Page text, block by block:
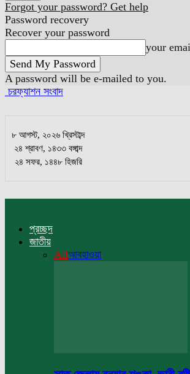
Forgot your password? Get help
Password recovery
Recover your password
your
A password will be e-mailed to you.
চরফ্যাশন সংবাদ
৮ আগস্ট, ২০২৬ খ্রিস্টাব্দ
২৪ শ্রাবণ, ১৪৩৩ বঙ্গাব্দ
২৪ সফর, ১৪৪৮ হিজরি
প্রচ্ছদ
জাতীয়
Allআবহাওয়া